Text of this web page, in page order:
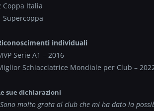
Coppa Italia
Supercoppa
individuali
Serie A1 – 2016
Schiacciatrice Mondiale per Club –
sue dichiarazioni
Sono molto grata al club che mi ha dato la